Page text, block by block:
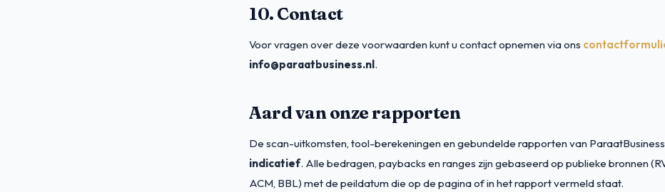
10. Contact
Voor vragen over deze voorwaarden kunt u contact opnemen via ons
info@paraatbusiness.nl.
Aard van onze rapporten
De scan-uitkomsten, tool-berekeningen en gebundelde rapporten van
indicatief. Alle bedragen, paybacks en ranges zijn gebaseerd op publieke bronnen
ACM, BBL) met de peildatum die op de pagina of in het rapport vermeld staat.